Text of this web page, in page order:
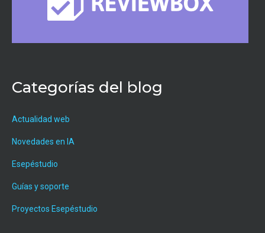
Categorías del blog
Actualidad web
Novedades en IA
Esepéstudio
Guías y soporte
Proyectos Esepéstudio